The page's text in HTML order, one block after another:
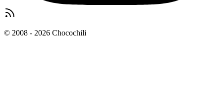
© 2008 - 2026 Chocochili